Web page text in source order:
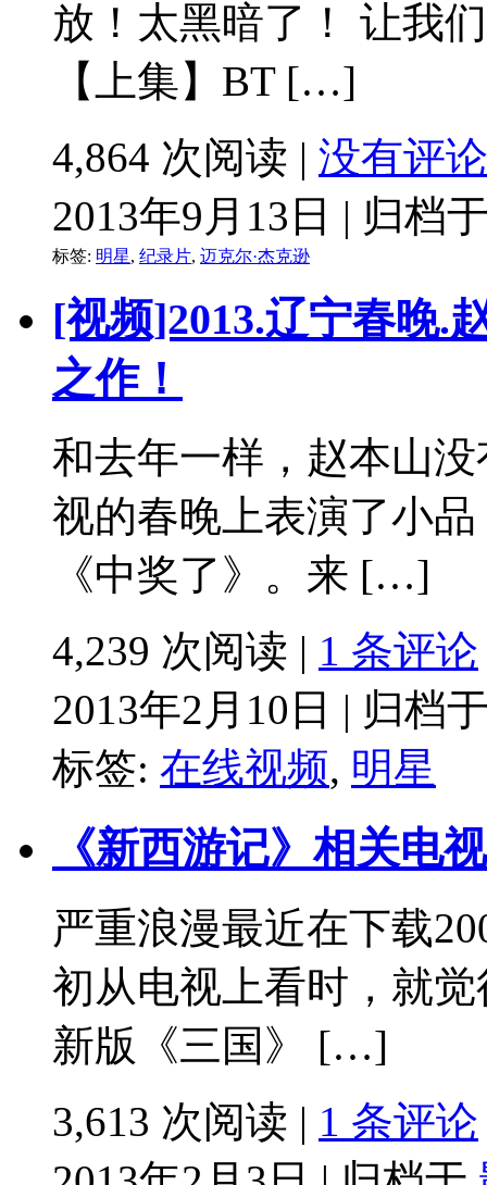
放！太黑暗了！ 让我
【上集】BT […]
4,864 次阅读 | 没有评论
2013年9月13日 | 归档
标签: 明星, 纪录片, 迈克尔·杰克逊
[视频]2013.辽宁春晚.
之作！
和去年一样，赵本山
视的春晚上表演了小
《中奖了》。来 […]
4,239 次阅读 | 1 条评论
2013年2月10日 | 归档
标签: 在线视频, 明星
《新西游记》相关电
严重浪漫最近在下载
初从电视上看时，就
新版《三国》 […]
3,613 次阅读 | 1 条评论